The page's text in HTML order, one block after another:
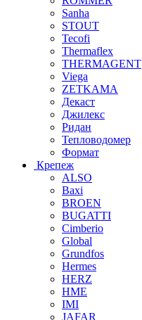
Sanha
STOUT
Tecofi
Thermaflex
THERMAGENT
Viega
ZETKAMA
Декаст
Джилекс
Ридан
Тепловодомер
Формат
Крепеж
ALSO
Baxi
BROEN
BUGATTI
Cimberio
Global
Grundfos
Hermes
HERZ
HME
IMI
JAFAR